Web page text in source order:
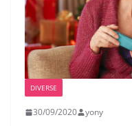
DIVERSE
30/09/2020 yony